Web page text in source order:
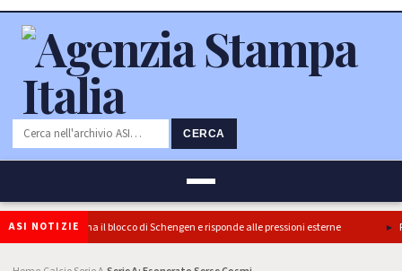
CERCA
ASI NOTIZIE
l’Italia conferma il blocco di Schengen e risponde alle pressioni esterne